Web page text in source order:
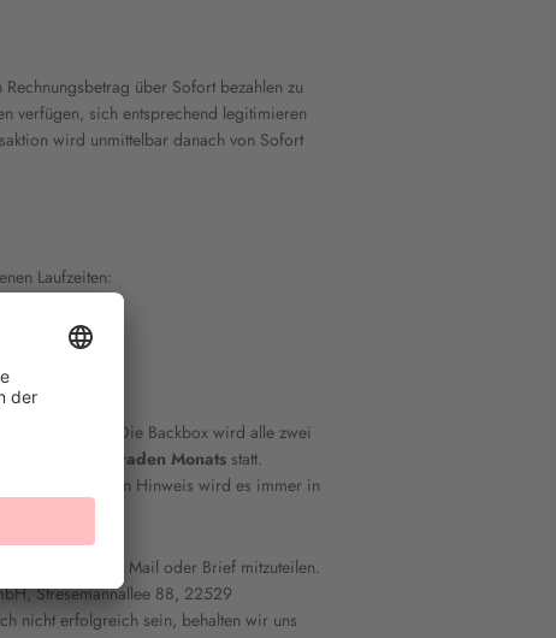
über Sofort bezahlen zu
verfügen, sich entsprechend legitimieren
wird unmittelbar danach von Sofort
Laufzeiten:
wird. Die Backbox wird alle zwei
25. eines ungeraden Monats statt.
entsprechenden Hinweis wird es immer in
ist uns per Mail oder Brief mitzuteilen.
Stresemannallee 88, 22529
nicht erfolgreich sein, behalten wir uns